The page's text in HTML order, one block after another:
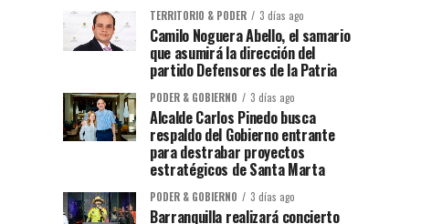
TERRITORIO & PODER 3 días ago
Camilo Noguera Abello, el samario
que asumirá la dirección del
partido Defensores de la Patria
PODER & GOBIERNO 3 días ago
Alcalde Carlos Pinedo busca
respaldo del Gobierno entrante
para destrabar proyectos
estratégicos de Santa Marta
PODER & GOBIERNO 3 días ago
Barranquilla realizará concierto